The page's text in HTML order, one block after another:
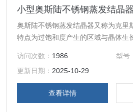
小型奥斯陆不锈钢蒸发结晶器
奥斯陆不锈钢蒸发结晶器又称为克里
特点为过饱和度产生的区域与晶体生
的条件。
访问次数： 1986 型号
更新日期： 2025-10-29
查看详情